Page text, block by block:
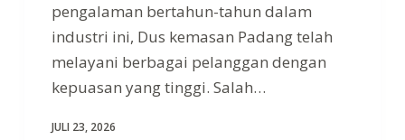
pengalaman bertahun-tahun dalam
industri ini, Dus kemasan Padang telah
melayani berbagai pelanggan dengan
kepuasan yang tinggi. Salah…
JULI 23, 2026